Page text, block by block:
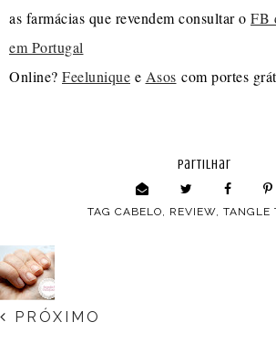
as farmácias que revendem consultar o FB
em Portugal
Online? Feelunique e Asos com portes
partilhar
TAG CABELO, REVIEW, TANGLE
PRÓXIMO